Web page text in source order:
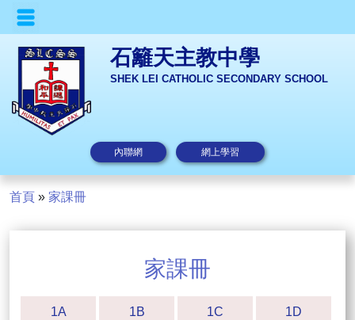
石籬天主教中學
SHEK LEI CATHOLIC SECONDARY SCHOOL
內聯網 網上學習
首頁 » 家課冊
家課冊
1A 1B 1C 1D